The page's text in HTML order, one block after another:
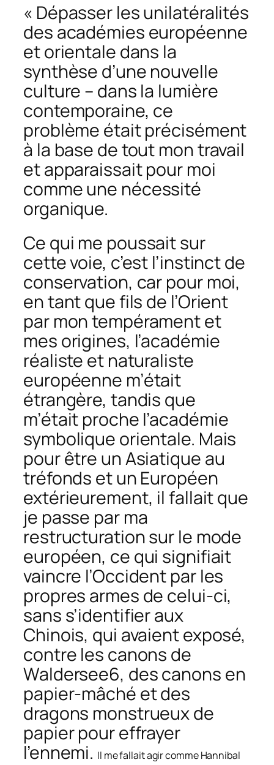
« Dépasser les unilatéralités
des académies européenne
et orientale dans la
synthèse d’une nouvelle
culture – dans la lumière
contemporaine, ce
problème était précisément
à la base de tout mon travail
et apparaissait pour moi
comme une nécessité
organique.
Ce qui me poussait sur
cette voie, c’est l’instinct de
conservation, car pour moi,
en tant que fils de l’Orient
par mon tempérament et
mes origines, l’académie
réaliste et naturaliste
européenne m’était
étrangère, tandis que
m’était proche l’académie
symbolique orientale. Mais
pour être un Asiatique au
tréfonds et un Européen
extérieurement, il fallait que
je passe par ma
restructuration sur le mode
européen, ce qui signifiait
vaincre l’Occident par les
propres armes de celui-ci,
sans s’identifier aux
Chinois, qui avaient exposé,
contre les canons de
Waldersee6, des canons en
papier-mâché et des
dragons monstrueux de
papier pour effrayer
l’ennemi. Il me fallait agir comme Hannibal